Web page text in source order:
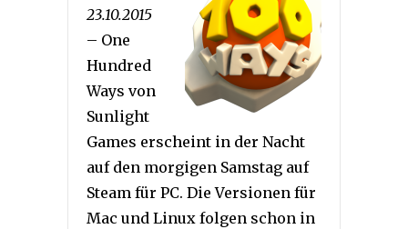
23.10.2015
– One
Hundred
Ways von
Sunlight
Games erscheint in der Nacht
auf den morgigen Samstag auf
Steam für PC. Die Versionen für
Mac und Linux folgen schon in